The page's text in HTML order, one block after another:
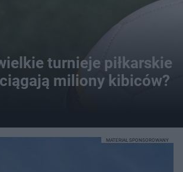
turnieje piłkarskie
miliony kibiców?
MATERIAŁ SPONSOROWANY